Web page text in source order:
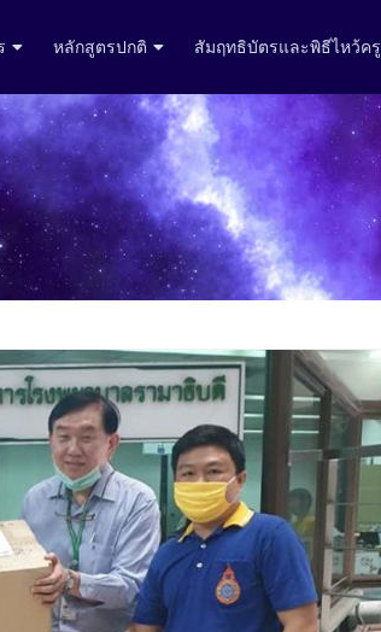
หลักสูตรปกติ สัมฤทธิบัตรและพิธีไหว้ครู